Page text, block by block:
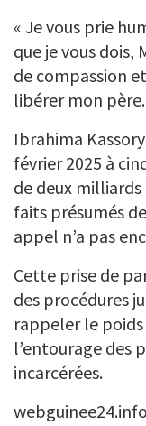
« Je vous prie
que je vous dois,
de compassion
libérer mon père.
Ibrahima
février 2025 à
de deux
faits présumés
appel n’a pas
Cette prise de
des procédures
rappeler le
l’entourage des
incarcérées.
webguinee24.info